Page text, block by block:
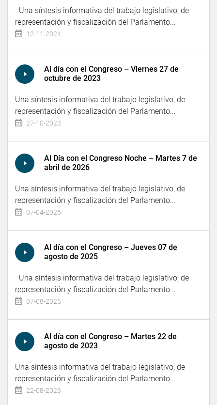
Una síntesis informativa del trabajo legislativo, de
representación y fiscalización del Parlamento...
12-11-2024
Al día con el Congreso – Viernes 27 de
octubre de 2023
Una síntesis informativa del trabajo legislativo, de
representación y fiscalización del Parlamento...
27-10-2023
Al Día con el Congreso Noche – Martes 7 de
abril de 2026
Una síntesis informativa del trabajo legislativo, de
representación y fiscalización del Parlamento...
07-04-2026
Al día con el Congreso – Jueves 07 de
agosto de 2025
Una síntesis informativa del trabajo legislativo, de
representación y fiscalización del Parlamento...
07-08-2025
Al día con el Congreso – Martes 22 de
agosto de 2023
Una síntesis informativa del trabajo legislativo, de
representación y fiscalización del Parlamento...
22-08-2023